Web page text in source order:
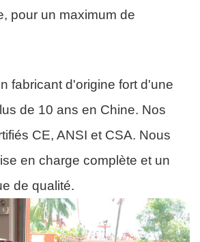
pour un maximum de
fabricant d'origine fort d'une
de 10 ans en Chine. Nos
CE, ANSI et CSA. Nous
en charge complète et un
de qualité.